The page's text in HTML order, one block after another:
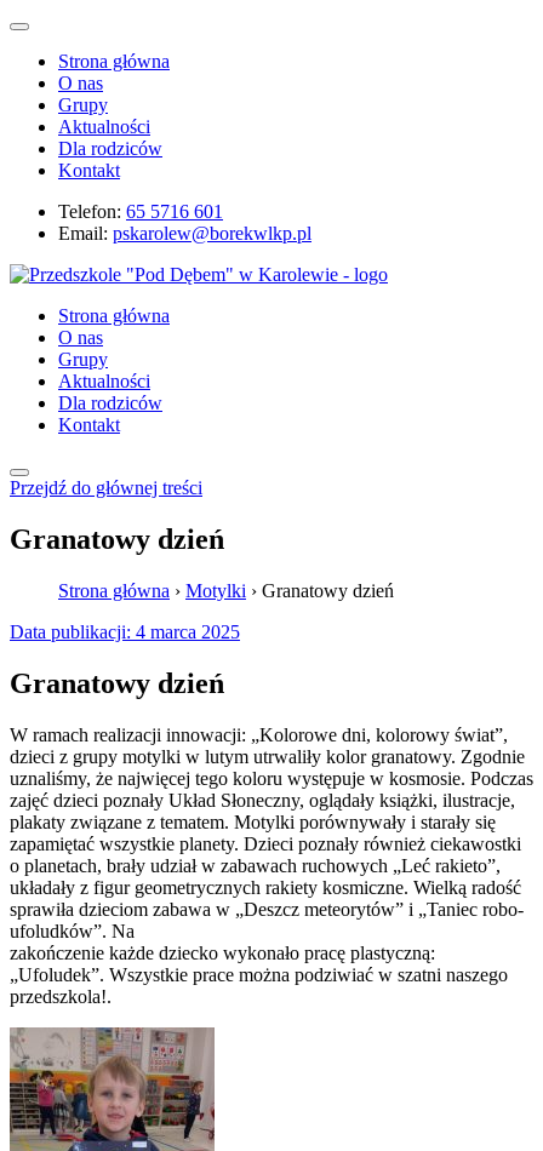
Strona główna
O nas
Grupy
Aktualności
Dla rodziców
Kontakt
Telefon: 65 5716 601
Email: pskarolew@borekwlkp.pl
Strona główna
O nas
Grupy
Aktualności
Dla rodziców
Kontakt
Przejdź do głównej treści
Granatowy dzień
Strona główna › Motylki › Granatowy dzień
Data publikacji: 4 marca 2025
Granatowy dzień
W ramach realizacji innowacji: „Kolorowe dni, kolorowy świat”,
dzieci z grupy motylki w lutym utrwaliły kolor granatowy. Zgodnie
uznaliśmy, że najwięcej tego koloru występuje w kosmosie. Podczas
zajęć dzieci poznały Układ Słoneczny, oglądały książki, ilustracje,
plakaty związane z tematem. Motylki porównywały i starały się
zapamiętać wszystkie planety. Dzieci poznały również ciekawostki
o planetach, brały udział w zabawach ruchowych „Leć rakieto”,
układały z figur geometrycznych rakiety kosmiczne. Wielką radość
sprawiła dzieciom zabawa w „Deszcz meteorytów” i „Taniec robo-
ufoludków”. Na
zakończenie każde dziecko wykonało pracę plastyczną:
„Ufoludek”. Wszystkie prace można podziwiać w szatni naszego
przedszkola!.